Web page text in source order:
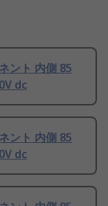
ント 内側 85
dc
ント 内側 85
dc